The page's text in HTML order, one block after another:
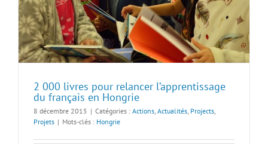
2 000 livres pour relancer l’apprentissage
du français en Hongrie
8 décembre 2015 | Catégories : Actions Actualités Projects
Projets | Mots-clés : Hongrie